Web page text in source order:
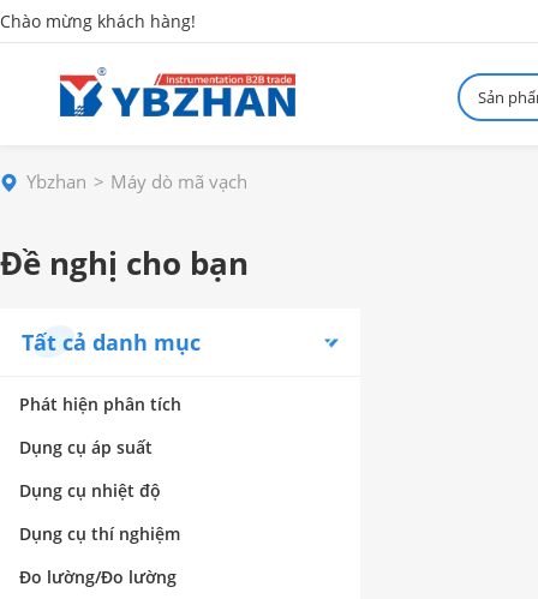
Chào mừng khách hàng!
Sản
Ybzhan Máy dò mã vạch
Đề nghị cho bạn
Tất cả danh mục
Phát hiện phân tích
Dụng cụ áp suất
Dụng cụ nhiệt độ
Dụng cụ thí nghiệm
Đo lường/Đo lường